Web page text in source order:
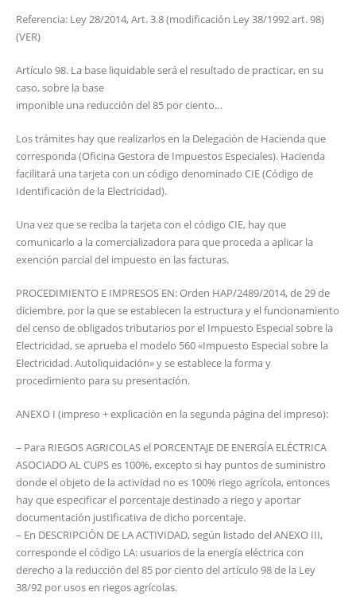
Referencia: Ley 28/2014, Art. 3.8 (modificación Ley 38/1992 art. 98)
(VER)
Artículo 98. La base liquidable será el resultado de practicar, en su
caso, sobre la base
imponible una reducción del 85 por ciento…
Los trámites hay que realizarlos en la Delegación de Hacienda que
corresponda (Oficina Gestora de Impuestos Especiales). Hacienda
facilitará una tarjeta con un código denominado CIE (Código de
Identificación de la Electricidad).
Una vez que se reciba la tarjeta con el código CIE, hay que
comunicarlo a la comercializadora para que proceda a aplicar la
exención parcial del impuesto en las facturas.
PROCEDIMIENTO E IMPRESOS EN: Orden HAP/2489/2014, de 29 de
diciembre, por la que se establecen la estructura y el funcionamiento
del censo de obligados tributarios por el Impuesto Especial sobre la
Electricidad, se aprueba el modelo 560 «Impuesto Especial sobre la
Electricidad. Autoliquidación» y se establece la forma y
procedimiento para su presentación.
ANEXO I (impreso + explicación en la segunda página del impreso):
– Para RIEGOS AGRICOLAS el PORCENTAJE DE ENERGÍA ELÉCTRICA
ASOCIADO AL CUPS es 100%, excepto si hay puntos de suministro
donde el objeto de la actividad no es 100% riego agrícola, entonces
hay que especificar el porcentaje destinado a riego y aportar
documentación justificativa de dicho porcentaje.
– En DESCRIPCIÓN DE LA ACTIVIDAD, según listado del ANEXO III,
corresponde el código LA: usuarios de la energía eléctrica con
derecho a la reducción del 85 por ciento del artículo 98 de la Ley
38/92 por usos en riegos agrícolas.